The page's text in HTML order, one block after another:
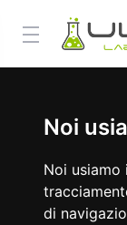
Noi
Noi
di